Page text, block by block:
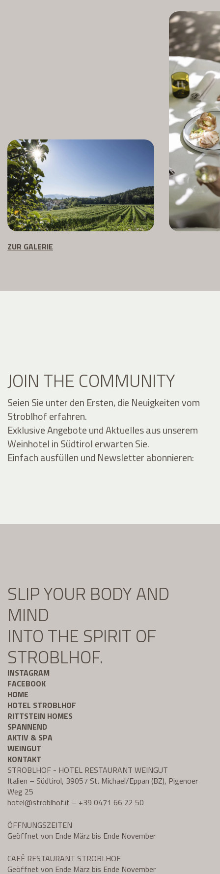
ZUR GALERIE
JOIN THE COMMUNITY
Seien Sie unter den Ersten, die Neuigkeiten vom
Stroblhof erfahren.
Exklusive Angebote und Aktuelles aus unserem
Weinhotel in Südtirol erwarten Sie.
Einfach ausfüllen und Newsletter abonnieren:
SLIP YOUR BODY AND
MIND
INTO THE SPIRIT OF
STROBLHOF.
INSTAGRAM
FACEBOOK
HOME
HOTEL STROBLHOF
RITTSTEIN HOMES
SPANNEND
AKTIV & SPA
WEINGUT
KONTAKT
STROBLHOF - HOTEL RESTAURANT WEINGUT
Italien – Südtirol, 39057 St. Michael/Eppan (BZ), Pigenoer
Weg 25
hotel@stroblhof.it – +39 0471 66 22 50
ÖFFNUNGSZEITEN
Geöffnet von Ende März bis Ende November
CAFÈ RESTAURANT STROBLHOF
Geöffnet von Ende März bis Ende November